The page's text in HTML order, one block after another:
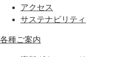
アクセス
サステナビリティ
各種ご案内